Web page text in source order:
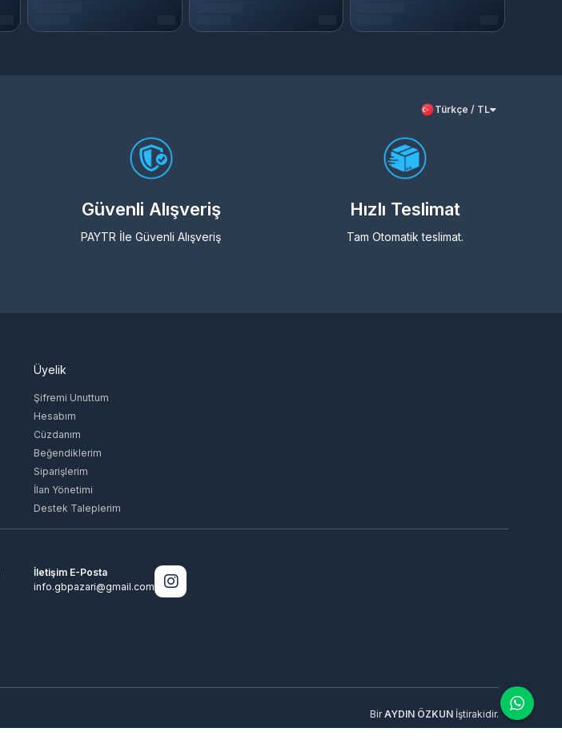
Türkçe / TL
Güvenli Alışveriş
PAYTR İle Güvenli Alışveriş
Hızlı Teslimat
Tam Otomatik teslimat.
Üyelik
Şifremi Unuttum
Hesabım
Cüzdanım
Beğendiklerim
Siparişlerim
İlan Yönetimi
Destek Taleplerim
İletişim E-Posta
info.gbpazari@gmail.com
BirAYDIN ÖZKUNİştirakidir.